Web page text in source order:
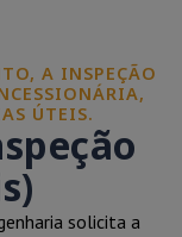
A INSPEÇÃO
ÚTEIS.
solicita a